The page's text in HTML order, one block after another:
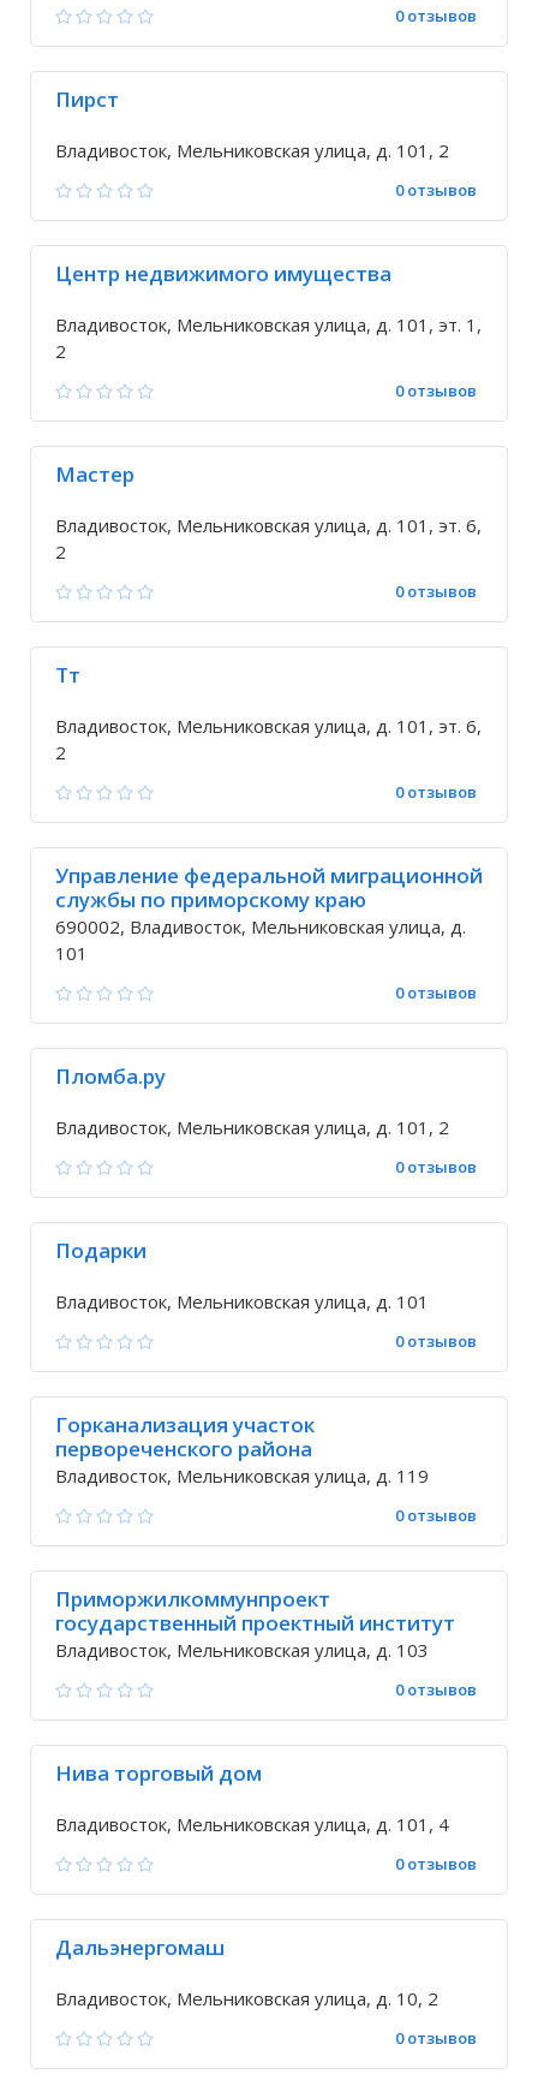
0 отзывов
Пирст
Владивосток, Мельниковская улица, д. 101, 2
0 отзывов
Центр недвижимого имущества
Владивосток, Мельниковская улица, д. 101, эт. 1,
2
0 отзывов
Мастер
Владивосток, Мельниковская улица, д. 101, эт. 6,
2
0 отзывов
Тт
Владивосток, Мельниковская улица, д. 101, эт. 6,
2
0 отзывов
Управление федеральной миграционной
службы по приморскому краю
690002, Владивосток, Мельниковская улица, д.
101
0 отзывов
Пломба.ру
Владивосток, Мельниковская улица, д. 101, 2
0 отзывов
Подарки
Владивосток, Мельниковская улица, д. 101
0 отзывов
Горканализация участок
первореченского района
Владивосток, Мельниковская улица, д. 119
0 отзывов
Приморжилкоммунпроект
государственный проектный институт
Владивосток, Мельниковская улица, д. 103
0 отзывов
Нива торговый дом
Владивосток, Мельниковская улица, д. 101, 4
0 отзывов
Дальэнергомаш
Владивосток, Мельниковская улица, д. 10, 2
0 отзывов